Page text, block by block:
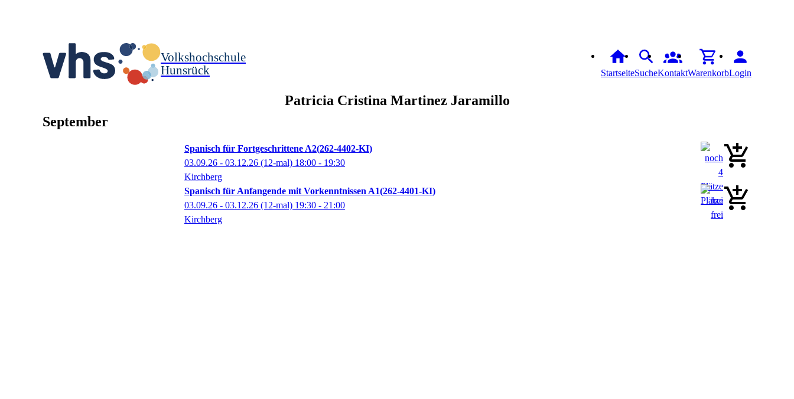
Volkshochschule
Hunsrück
StartseiteSucheKontaktWarenkorbLogin
Patricia Cristina Martinez Jaramillo
September
Spanisch für Fortgeschrittene A2 262-4402-KI
03.09.26 - 03.12.26 (12-mal) 18:00 - 19:30
Kirchberg
Spanisch für Anfangende mit Vorkenntnissen A1 262-4401-KI
03.09.26 - 03.12.26 (12-mal) 19:30 - 21:00
Kirchberg